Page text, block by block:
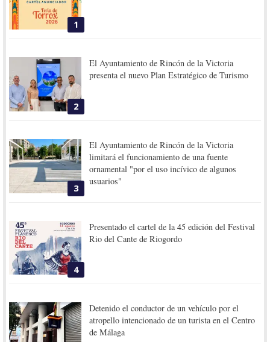
1
2
El Ayuntamiento de Rincón de la Victoria
presenta el nuevo Plan Estratégico de Turismo
3
El Ayuntamiento de Rincón de la Victoria
limitará el funcionamiento de una fuente
ornamental "por el uso incívico de algunos
usuarios"
4
Presentado el cartel de la 45 edición del Festival
Rio del Cante de Riogordo
Detenido el conductor de un vehículo por el
atropello intencionado de un turista en el Centro
de Málaga